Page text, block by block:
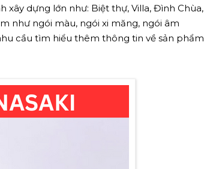
dựng lớn như: Biệt thự, Villa, Đình Chùa,
như ngói màu, ngói xi măng, ngói âm
cầu tìm hiểu thêm thông tin về sản phẩm